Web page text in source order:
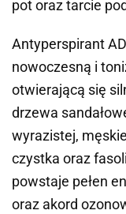
pot oraz tarcie
Antyperspirant
nowoczesną i
otwierającą się
drzewa
wyrazistej,
czystka oraz
powstaje pełen
oraz akord